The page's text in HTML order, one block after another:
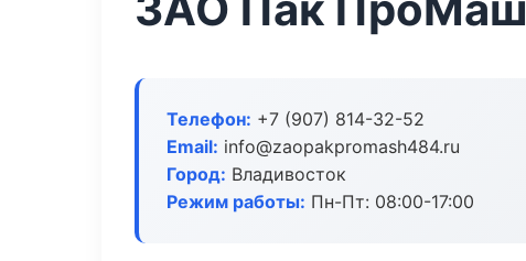
Телефон: +7 (907) 814-32-52
Email: info@zaopakpromash484.ru
Город: Владивосток
Режим работы: Пн-Пт: 08:00-17:00